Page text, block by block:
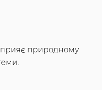
природному